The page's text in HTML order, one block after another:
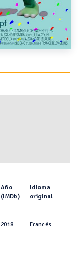
Año
(IMDb)
Idioma
original
2018 Francés